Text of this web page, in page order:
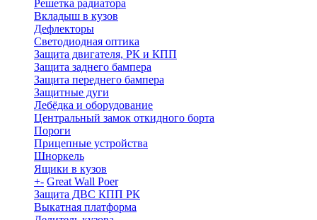
Решетка радиатора
Вкладыш в кузов
Дефлекторы
Светодиодная оптика
Защита двигателя, РК и КПП
Защита заднего бампера
Защита переднего бампера
Защитные дуги
Лебёдка и оборудование
Центральный замок откидного борта
Пороги
Прицепные устройства
Шноркель
Ящики в кузов
+- Great Wall Poer
Защита ДВС КПП РК
Выкатная платформа